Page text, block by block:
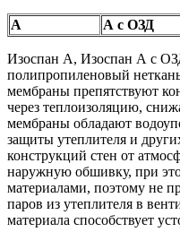
А А с ОЗД
Изоспан A, Изоспан А с
полипропиленовый
мембраны препятствуют
через теплоизоляцию,
мембраны обладают
защиты утеплителя и
конструкций стен от
наружную обшивку, при
материалами, поэтому не
паров из утеплителя в
материала способствует